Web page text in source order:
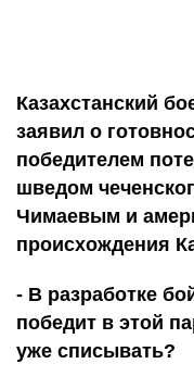
Казахстанский
заявил о
победителем
шведом
Чимаевым и
происхождения
- В разработке
победит в этой
уже списывать?